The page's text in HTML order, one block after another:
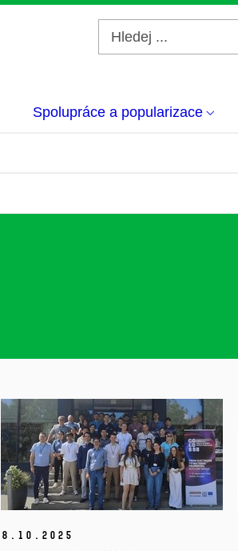
Spolupráce a popularizace
8. 10. 2025